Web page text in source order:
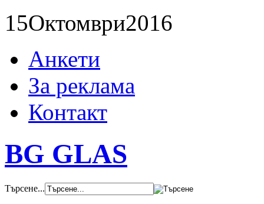
15Октомври2016
Анкети
За реклама
Контакт
BG GLAS
Търсене...